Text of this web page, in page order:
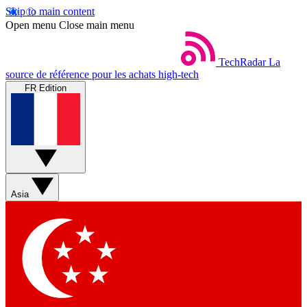
Skip to main content
Open menu Close main menu
TechRadar La
source de référence pour les achats high-tech
FR Edition
Asia